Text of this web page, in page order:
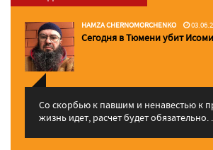
HAMZA CHERNOMORCHENKO
Сегодня в Тюмени убит
Со скорбью к павшим и ненавестью к
жизнь идет, расчет будет обязательно.